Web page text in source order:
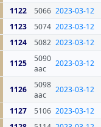
1122 5066 2023-03-12
1123 5074 2023-03-12
1124 5082 2023-03-12
1125
5090
aac
2023-03-12
1126
5098
aac
2023-03-12
1127 5106 2023-03-12